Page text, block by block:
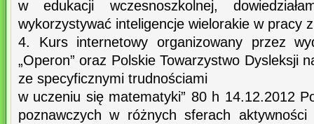
w edukacji wczesnoszkolnej,
wykorzystywać inteligencje wielorakie w pracy
4. Kurs internetowy organizowany przez
„Operon” oraz Polskie Towarzystwo Dysleksji
ze specyficznymi trudnościami
w uczeniu się matematyki” 80 h 14.12.2012
poznawczych w różnych sferach